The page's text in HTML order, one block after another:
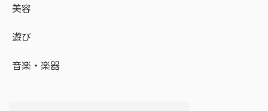
美容
遊び
音楽・楽器